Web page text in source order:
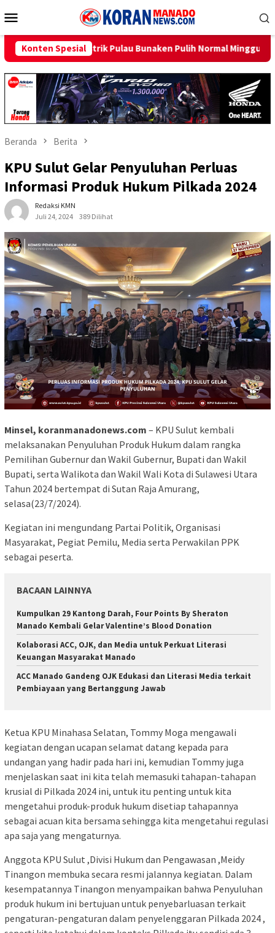
ke
Mobile
Konten Spesial
Bunaken Pulih Normal Minggu Ini Sambut HUT RI
Beranda Berita
KPU Sulut Gelar Penyuluhan Perluas
Informasi Produk Hukum Pilkada 2024
Redaksi KMN
Juli 24, 2024
389 Dilihat
Minsel, koranmanadonews.com – KPU Sulut kembali
melaksanakan Penyuluhan Produk Hukum dalam rangka
Pemilihan Gubernur dan Wakil Gubernur, Bupati dan Wakil
Bupati, serta Walikota dan Wakil Wali Kota di Sulawesi Utara
Tahun 2024 bertempat di Sutan Raja Amurang,
selasa(23/7/2024).
Kegiatan ini mengundang Partai Politik, Organisasi
Masyarakat, Pegiat Pemilu, Media serta Perwakilan PPK
sebagai peserta.
BACAAN LAINNYA
Kumpulkan 29 Kantong Darah, Four Points By Sheraton
Manado Kembali Gelar Valentine’s Blood Donation
Kolaborasi ACC, OJK, dan Media untuk Perkuat Literasi
Keuangan Masyarakat Manado
ACC Manado Gandeng OJK Edukasi dan Literasi Media terkait
Pembiayaan yang Bertanggung Jawab
Ketua KPU Minahasa Selatan, Tommy Moga mengawali
kegiatan dengan ucapan selamat datang kepada para
undangan yang hadir pada hari ini, kemudian Tommy juga
menjelaskan saat ini kita telah memasuki tahapan-tahapan
krusial di Pilkada 2024 ini, untuk itu penting untuk kita
mengetahui produk-produk hukum disetiap tahapannya
sebagai acuan kita bersama sehingga kita mengetahui regulasi
apa saja yang mengaturnya.
Anggota KPU Sulut ,Divisi Hukum dan Pengawasan ,Meidy
Tinangon membuka secara resmi jalannya kegiatan. Dalam
kesempatannya Tinangon menyampaikan bahwa Penyuluhan
produk hukum ini bertujuan untuk penyebarluasan terkait
pengaturan-pengaturan dalam penyelenggaran Pilkada 2024 ,